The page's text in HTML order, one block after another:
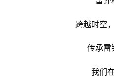
跨越时空
传承雷
我们